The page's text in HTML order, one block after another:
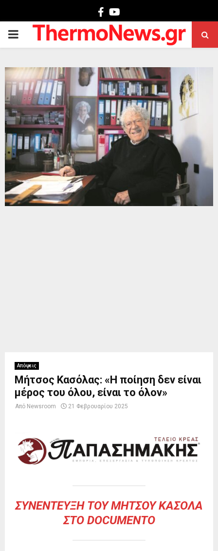
Facebook
PRIMARY
Απόψεις
Μήτσος Κασόλας: «Η ποίηση δεν είναι
μέρος του όλου, είναι το όλον»
Από Newsroom 21 Φεβρουαρίου 2025
ΣΥΝΈΝΤΕΥΞΗ ΤΟΥ ΜΉΤΣΟΥ ΚΑΣΌΛΑ
ΣΤΟ DOCUMENTO